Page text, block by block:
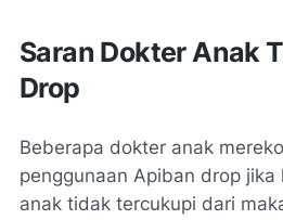
Saran Dokter Anak
Drop
Beberapa dokter anak
penggunaan Apiban drop
anak tidak tercukupi dari